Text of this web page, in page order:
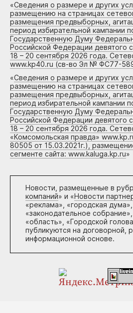
«Сведения о размере и других
размещению на страницах
размещения предвыборных,
период избирательной кампании
Государственную Думу
Российской Федерации девятого
18 – 20 сентября 2026 года.
www.kp40.ru (св-во Эл № ФС77-
«Сведения о размере и других
размещению на страницах
размещения предвыборных,
период избирательной кампании
Государственную Думу
Российской Федерации девятого
18 – 20 сентября 2026 года.
«Комсомольская правда»
80505 от 15.03.2021г.),
сегменте сайта: www.kaluga.kp.ru»
Новости, размещенные в
компаний» и «Новости
«реклама», «городская дума»,
«законодательное собрание»,
«область», «Городской
публикуются на договорной,
информационной основе.